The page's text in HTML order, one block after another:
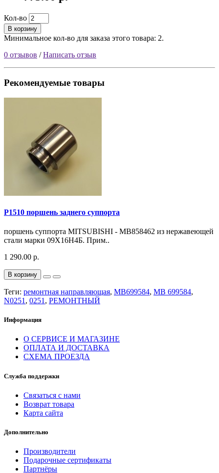
Кол-во
В корзину
Минимальное кол-во для заказа этого товара: 2.
0 отзывов /Написать отзыв
Рекомендуемые товары
P1510 поршень заднего суппорта
поршень суппорта MITSUBISHI - MB858462 из нержавеющей
стали марки 09Х16Н4Б. Прим..
1 290.00 р.
В корзину
Теги: ремонтная направляющая, MB699584, MB 699584,
N0251 , 0251 , РЕМОНТНЫЙ
Информация
О СЕРВИСЕ И МАГАЗИНЕ
ОПЛАТА И ДОСТАВКА
СХЕМА ПРОЕЗДА
Служба поддержки
Связаться с нами
Возврат товара
Карта сайта
Дополнительно
Производители
Подарочные сертификаты
Партнёры